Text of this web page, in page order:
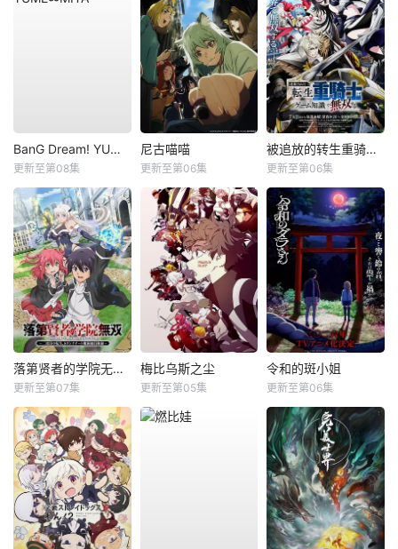
BanG Dream! YUME∞MITA
更新至第08集
尼古喵喵
更新至第06集
被追放的转生重骑士用游戏知识开无双
更新至第06集
落第贤者的学院无双第二回转生，S等级作弊魔术师冒险记
更新至第07集
梅比乌斯之尘
更新至第05集
令和的斑小姐
更新至第06集